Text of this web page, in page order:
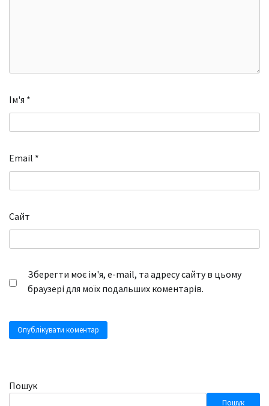
Ім'я *
Email *
Сайт
Зберегти моє ім'я, e-mail, та адресу сайту в цьому
браузері для моїх подальших коментарів.
Пошук
Пошук